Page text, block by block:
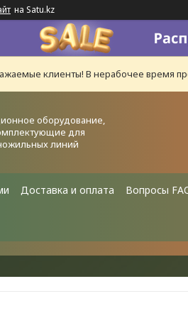
на Satu.kz
клиенты! В нерабочее время
оборудование,
для
линий
Доставка и оплата Вопросы